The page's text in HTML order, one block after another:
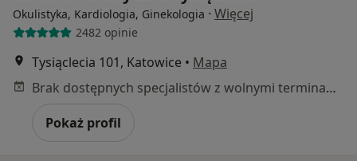
Okulistyka, Kardiologia, Ginekologia · Więcej
2482 opinie
Tysiąclecia 101, Katowice • Mapa
Brak dostępnych specjalistów z wolnymi terminami w tym centrum medycznym.
Pokaż profil